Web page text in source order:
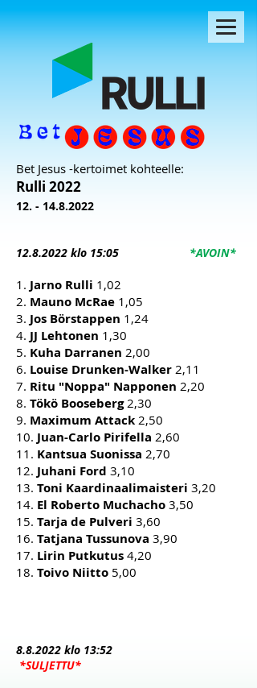
Bet Jesus -kertoimet kohteelle:
Rulli 2022
12. - 14.8.2022
12.8.2022 klo 15:05 *AVOIN*
1. Jarno Rulli 1,02
2. Mauno McRae 1,05
3. Jos Börstappen 1,24
4. JJ Lehtonen 1,30
5. Kuha Darranen 2,00
6. Louise Drunken-Walker 2,11
7. Ritu "Noppa" Napponen 2,20
8. Tökö Booseberg2,30
9. Maximum Attack 2,50
10. Juan-Carlo Pirifella 2,60
11. Kantsua Suonissa 2,70
12. Juhani Ford 3,10
13. Toni Kaardinaalimaisteri 3,20
14. El Roberto Muchacho 3,50
15. Tarja de Pulveri 3,60
16. Tatjana Tussunova 3,90
17. Lirin Putkutus 4,20
18. Toivo Niitto 5,00
8.8.2022 klo 13:52
*SULJETTU*